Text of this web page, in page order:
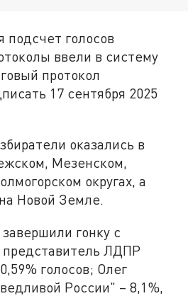
голосов
ввели в систему
протокол
17 сентября 2025
оказались в
Мезенском,
округах, а
Новой Земле.
гонку с
ЛДПР
голосов; Олег
России" – 8,1%,